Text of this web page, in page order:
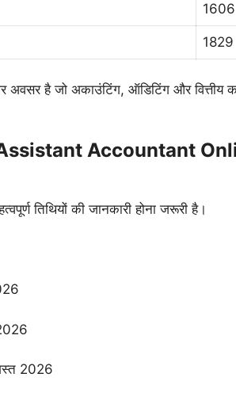
1606
1829
अवसर है जो अकाउंटिंग, ऑडिटिंग और वित्तीय
Accountant
तिथियों की जानकारी होना जरूरी है।
2026